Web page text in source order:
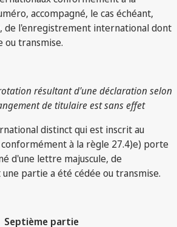
accompagné, le cas échéant,
de l'enregistrement international dont
ou transmise.
résultant d'une déclaration selon
de titulaire est sans effet
distinct qui est inscrit au
à la règle 27.4)e) porte
d'une lettre majuscule, de
partie a été cédée ou transmise.
Septième partie